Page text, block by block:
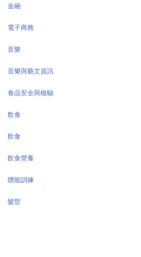
金融
電子商務
音樂
音樂與藝文資訊
食品安全與檢驗
飲食
飲食
飲食營養
體能訓練
髮型